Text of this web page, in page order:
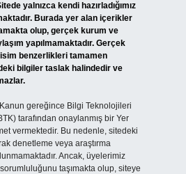
yalnızca kendi hazırladığımız
Burada yer alan içerikler
olup, gerçek kurum ve
yapılmamaktadır. Gerçek
benzerlikleri tamamen
bilgiler taslak halindedir ve
gereğince Bilgi Teknolojileri
tarafından onaylanmış bir Yer
vermektedir. Bu nedenle, sitedeki
denetleme veya araştırma
Ancak, üyelerimiz
taşımakta olup, siteye